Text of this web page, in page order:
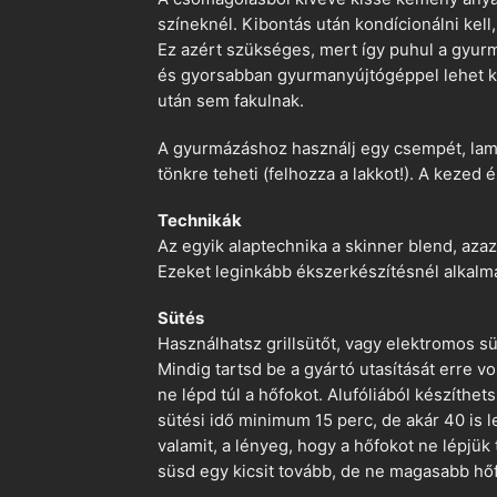
színeknél. Kibontás után kondícionálni
Ez azért szükséges, mert így puhul a
és gyorsabban gyurmanyújtógéppel lehet
után sem fakulnak.
A gyurmázáshoz használj egy csempét,
tönkre teheti (felhozza a lakkot!). A kezed
Technikák
Az egyik alaptechnika a skinner blend,
Ezeket leginkább ékszerkészítésnél
Sütés
Használhatsz grillsütőt, vagy elektromos
Mindig tartsd be a gyártó utasítását erre
ne lépd túl a hőfokot. Alufóliából
sütési idő minimum 15 perc, de akár 40 is
valamit, a lényeg, hogy a hőfokot ne
süsd egy kicsit tovább, de ne magasabb